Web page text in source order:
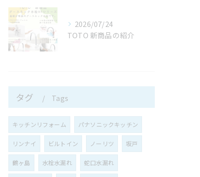
2026/07/24
TOTO 新商品の紹介
タグ Tags
キッチンリフォーム パナソニックキッチン
リンナイ ビルトイン ノーリツ 坂戸
鶴ヶ島 水栓水漏れ 蛇口水漏れ